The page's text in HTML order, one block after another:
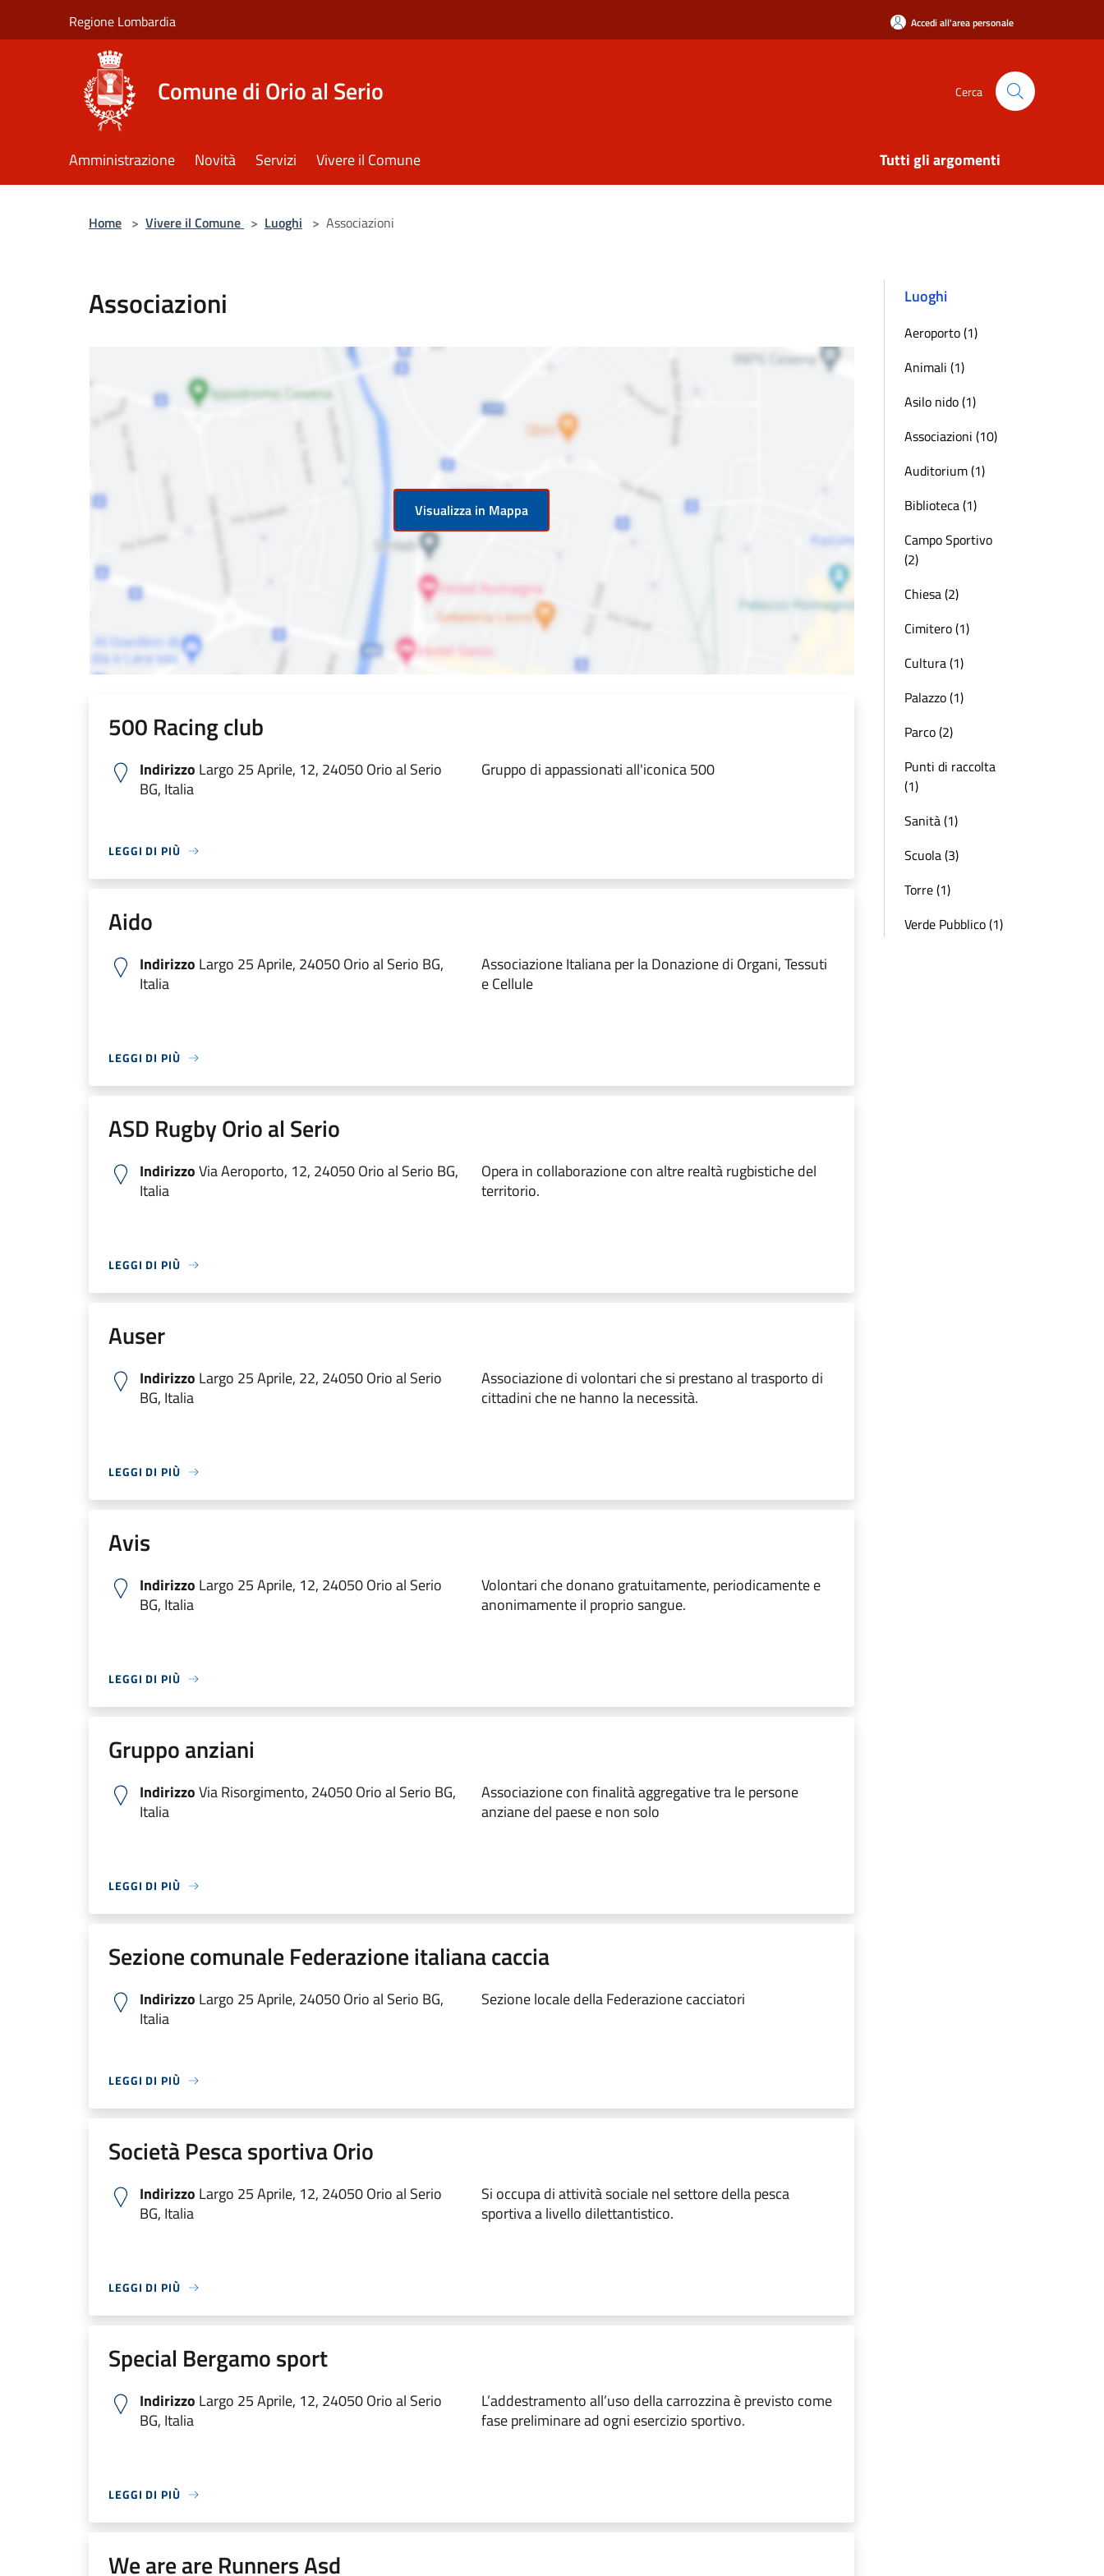
Regione Lombardia Accedi all'area personale
Comune di Orio al Serio Cerca
Amministrazione Novità Servizi Vivere il Comune Tutti gli argomenti
Home > Vivere il Comune > Luoghi > Associazioni
Associazioni
Visualizza in Mappa
500 Racing club
Indirizzo Largo 25 Aprile, 12, 24050 Orio al Serio
BG, Italia
Gruppo di appassionati all'iconica 500
LEGGI DI PIÙ
Aido
Indirizzo Largo 25 Aprile, 24050 Orio al Serio BG,
Italia
Associazione Italiana per la Donazione di Organi, Tessuti
e Cellule
LEGGI DI PIÙ
ASD Rugby Orio al Serio
IndirizzoVia Aeroporto, 12, 24050 Orio al Serio BG,
Italia
Opera in collaborazione con altre realtà rugbistiche del
territorio.
LEGGI DI PIÙ
Auser
Indirizzo Largo 25 Aprile, 22, 24050 Orio al Serio
BG, Italia
Associazione di volontari che si prestano al trasporto di
cittadini che ne hanno la necessità.
LEGGI DI PIÙ
Avis
Indirizzo Largo 25 Aprile, 12, 24050 Orio al Serio
BG, Italia
Volontari che donano gratuitamente, periodicamente e
anonimamente il proprio sangue.
LEGGI DI PIÙ
Gruppo anziani
IndirizzoVia Risorgimento, 24050 Orio al Serio BG,
Italia
Associazione con finalità aggregative tra le persone
anziane del paese e non solo
LEGGI DI PIÙ
Sezione comunale Federazione italiana caccia
Indirizzo Largo 25 Aprile, 24050 Orio al Serio BG,
Italia
Sezione locale della Federazione cacciatori
LEGGI DI PIÙ
Società Pesca sportiva Orio
Indirizzo Largo 25 Aprile, 12, 24050 Orio al Serio
BG, Italia
Si occupa di attività sociale nel settore della pesca
sportiva a livello dilettantistico.
LEGGI DI PIÙ
Special Bergamo sport
Indirizzo Largo 25 Aprile, 12, 24050 Orio al Serio
BG, Italia
L’addestramento all’uso della carrozzina è previsto come
fase preliminare ad ogni esercizio sportivo.
LEGGI DI PIÙ
We are are Runners Asd
Luoghi
Aeroporto (1)
Animali (1)
Asilo nido (1)
Associazioni (10)
Auditorium (1)
Biblioteca (1)
Campo Sportivo
(2)
Chiesa (2)
Cimitero (1)
Cultura (1)
Palazzo (1)
Parco (2)
Punti di raccolta
(1)
Sanità (1)
Scuola (3)
Torre (1)
Verde Pubblico (1)